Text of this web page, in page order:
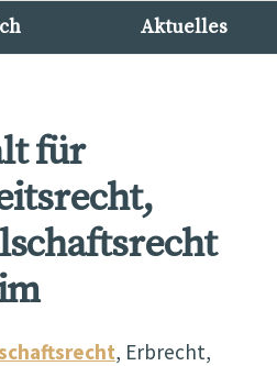
Aktuelles
für
, Erbrecht,